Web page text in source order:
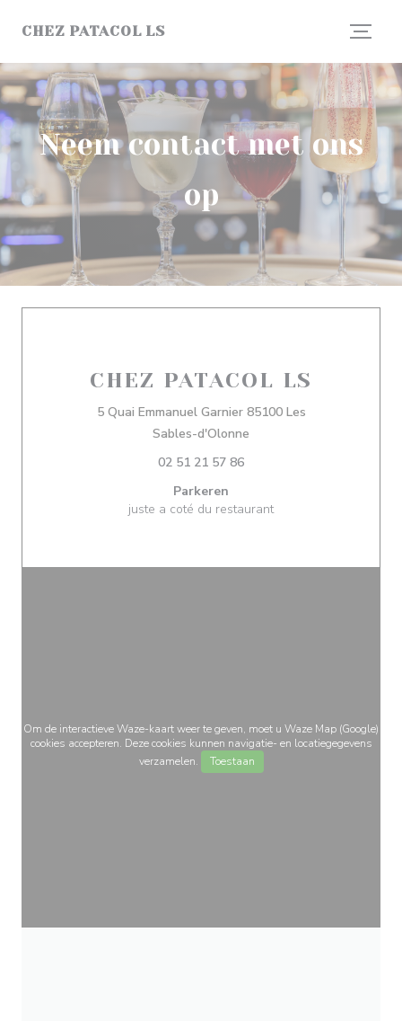
CHEZ PATACOL LS
Neem contact met ons
op
CHEZ PATACOL LS
5 Quai Emmanuel Garnier 85100 Les
Sables-d'Olonne
02 51 21 57 86
Parkeren
juste a coté du restaurant
Om de interactieve Waze-kaart weer te geven, moet u Waze Map (Google)
cookies accepteren. Deze cookies kunnen navigatie- en locatiegegevens
verzamelen.
Toestaan